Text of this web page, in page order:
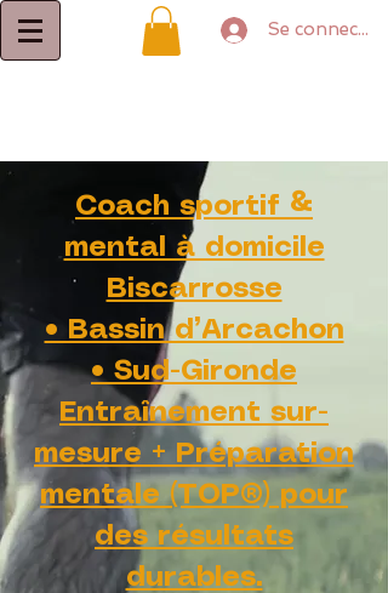
Se connecter
Coach sportif &
mental à domicile
Biscarrosse
• Bassin d’Arcachon
• Sud-Gironde
Entraînement sur-
mesure + Préparation
mentale (TOP®) pour
des résultats
durables.